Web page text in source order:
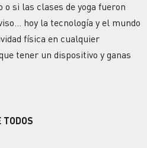
si las clases de yoga fueron
hoy la tecnología y el mundo
física en cualquier
tener un dispositivo y ganas
TODOS